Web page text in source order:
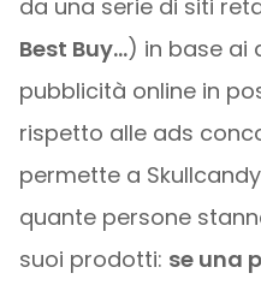
da una serie di siti
Best Buy…) in base ai
pubblicità online in
rispetto alle ads
permette a
quante persone
suoi prodotti: se una